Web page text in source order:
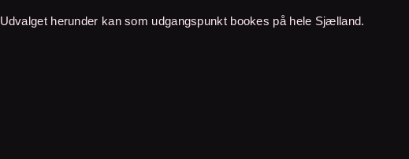
Udvalget herunder kan som udgangspunkt bookes på hele Sjælland.